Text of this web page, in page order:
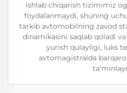
ishlab chiqarish tizimimiz
foydalanmaydi, shuning
tarkib avtomobilning zavod
dinamikasini saqlab qoladi
yurish qulayligi, luks
avtomagistralda